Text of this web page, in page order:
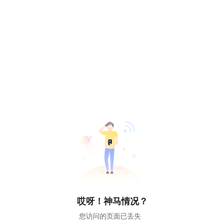
哎呀！神马情况？
您访问的页面已丢失